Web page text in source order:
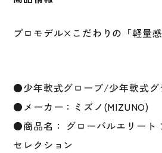
ル
シ
ョ
ン
伊
藤
プロモデル×こだわりの「軽量感
●少年軟式グローブ/少年軟式グ
●メーカー：ミズノ(MIZUNO)
●商品名： グローバルエリート
セレクション